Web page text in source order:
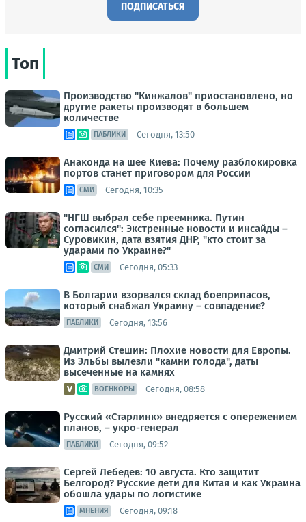
ПОДПИСАТЬСЯ
Топ
Производство "Кинжалов" приостановлено, но
другие ракеты производят в большем
количестве
ПАБЛИКИ Сегодня, 13:50
Анаконда на шее Киева: Почему разблокировка
портов станет приговором для России
СМИ Сегодня, 10:35
"НГШ выбрал себе преемника. Путин
согласился": Экстренные новости и инсайды –
Суровикин, дата взятия ДНР, "кто стоит за
ударами по Украине?"
СМИ Сегодня, 05:33
В Болгарии взорвался склад боеприпасов,
который снабжал Украину – совпадение?
ПАБЛИКИ Сегодня, 13:56
Дмитрий Стешин: Плохие новости для Европы.
Из Эльбы вылезли "камни голода", даты
высеченные на камнях
ВОЕНКОРЫ Сегодня, 08:58
Русский «Старлинк» внедряется с опережением
планов, – укро-генерал
ПАБЛИКИ Сегодня, 09:52
Сергей Лебедев: 10 августа. Кто защитит
Белгород? Русские дети для Китая и как Украина
обошла удары по логистике
МНЕНИЯ Сегодня, 09:18